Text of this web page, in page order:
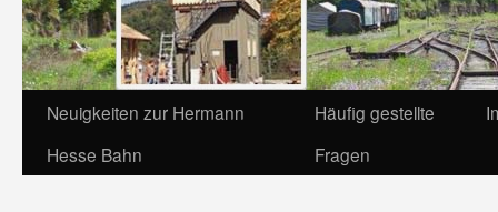
Neuigkeiten zur Hermann
Hesse Bahn
Häufig gestellte
Fragen